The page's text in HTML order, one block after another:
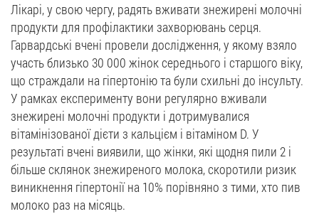
Лікарі, у свою чергу, радять вживати знежирені молочні
продукти для профілактики захворювань серця.
Гарвардські вчені провели дослідження, у якому взяло
участь близько 30 000 жінок середнього і старшого віку,
що страждали на гіпертонію та були схильні до інсульту.
У рамках експерименту вони регулярно вживали
знежирені молочні продукти і дотримувалися
вітамінізованої дієти з кальцієм і вітаміном D. У
результаті вчені виявили, що жінки, які щодня пили 2 і
більше склянок знежиреного молока, скоротили ризик
виникнення гіпертонії на 10% порівняно з тими, хто пив
молоко раз на місяць.